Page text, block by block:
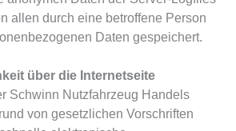
allen durch eine betroffene Person
Daten gespeichert.
über die Internetseite
Schwinn Nutzfahrzeug Handels
von gesetzlichen Vorschriften